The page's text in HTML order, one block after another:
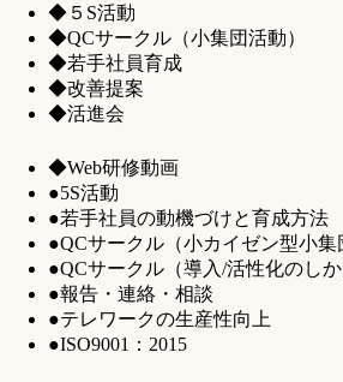
◆５S活動
◆QCサークル（小集団活動）
◆若手社員育成
◆改善提案
◆活進会
◆Web研修動画
●5S活動
●若手社員の動機づけと育成方法
●QCサークル（小カイゼン型小集
●QCサークル（導入/活性化のしか
●報告・連絡・相談
●テレワークの生産性向上
●ISO9001：2015